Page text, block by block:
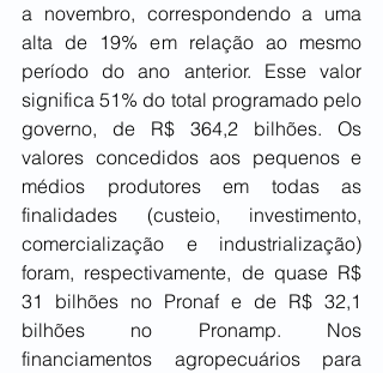
a novembro, correspondendo a uma
alta de 19% em relação ao mesmo
período do ano anterior. Esse valor
significa 51% do total programado pelo
governo, de R$ 364,2 bilhões. Os
valores concedidos aos pequenos e
médios produtores em todas as
finalidades (custeio, investimento,
comercialização e industrialização)
foram, respectivamente, de quase R$
31 bilhões no Pronaf e de R$ 32,1
bilhões no Pronamp. Nos
financiamentos agropecuários para